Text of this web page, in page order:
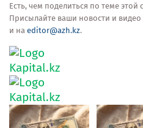
Есть, чем поделиться по теме этой
Присылайте ваши новости и видео
и на editor@azh.kz.